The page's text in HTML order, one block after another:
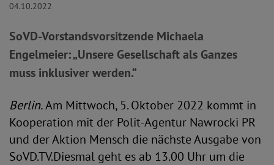
04.10.2022
SoVD-Vorstandsvorsitzende Michaela
Engelmeier: „Unsere Gesellschaft als Ganzes
muss inklusiver werden.“
Berlin.Am Mittwoch, 5. Oktober 2022 kommt in
Kooperation mit der Polit-Agentur Nawrocki PR
und der Aktion Mensch die nächste Ausgabe von
SoVD.TV.Diesmal geht es ab 13.00 Uhr um die